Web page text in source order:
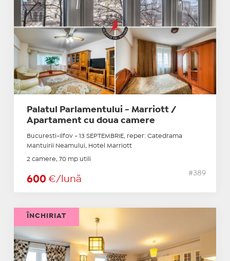
Palatul Parlamentului - Marriott /
Apartament cu doua camere
Bucuresti-Ilfov - 13 SEPTEMBRIE, reper: Catedrama
Mantuirii Neamului, Hotel Marriott
2 camere, 70 mp utili
600 €/lună
#389
ÎNCHIRIAT